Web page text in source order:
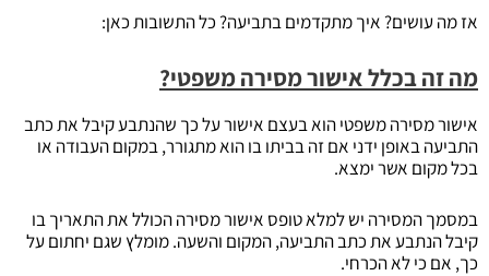
אז מה עושים? איך מתקדמים בתביעה? כל התשובות כאן:
מה זה בכלל אישור מסירה משפטי?
אישור מסירה משפטי הוא בעצם אישור על כך שהנתבע קיבל את כתב
התביעה באופן ידני אם זה בביתו בו הוא מתגורר, במקום העבודה או
בכל מקום אשר ימצא.
במסמך המסירה יש למלא טופס אישור מסירה הכולל את התאריך בו
קיבל הנתבע את כתב התביעה, המקום והשעה. מומלץ שגם יחתום על
כך, אם כי לא הכרחי.